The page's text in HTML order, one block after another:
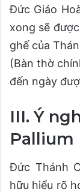
Đức Giáo
xong sẽ
ghế của
(Bàn thờ
đến ngày
III. Ý
Pallium
Đức Thánh
hữu hiểu rõ